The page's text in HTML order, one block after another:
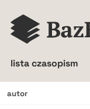
lista czasopism
autor